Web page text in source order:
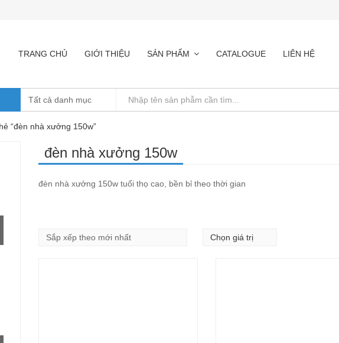
TRANG CHỦ GIỚI THIỆU SẢN PHẨM CATALOGUE LIÊN HỆ
“đèn nhà xưởng 150w”
đèn nhà xưởng 150w
đèn nhà xưởng 150w tuổi thọ cao, bền bỉ theo thời gian